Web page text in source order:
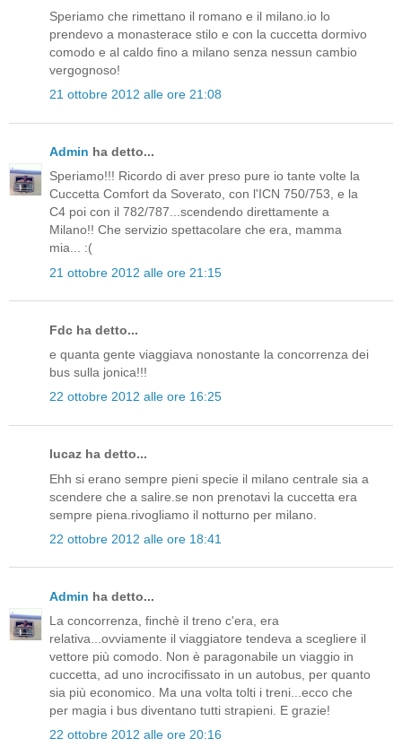
Speriamo che rimettano il romano e il milano.io lo
prendevo a monasterace stilo e con la cuccetta dormivo
comodo e al caldo fino a milano senza nessun cambio
vergognoso!
21 ottobre 2012 alle ore 21:08
Admin ha detto...
Speriamo!!! Ricordo di aver preso pure io tante volte la
Cuccetta Comfort da Soverato, con l'ICN 750/753, e la
C4 poi con il 782/787...scendendo direttamente a
Milano!! Che servizio spettacolare che era, mamma
mia... :(
21 ottobre 2012 alle ore 21:15
Fdc ha detto...
e quanta gente viaggiava nonostante la concorrenza dei
bus sulla jonica!!!
22 ottobre 2012 alle ore 16:25
lucaz ha detto...
Ehh si erano sempre pieni specie il milano centrale sia a
scendere che a salire.se non prenotavi la cuccetta era
sempre piena.rivogliamo il notturno per milano.
22 ottobre 2012 alle ore 18:41
Admin ha detto...
La concorrenza, finchè il treno c'era, era
relativa...ovviamente il viaggiatore tendeva a scegliere il
vettore più comodo. Non è paragonabile un viaggio in
cuccetta, ad uno incrocifissato in un autobus, per quanto
sia più economico. Ma una volta tolti i treni...ecco che
per magia i bus diventano tutti strapieni. E grazie!
22 ottobre 2012 alle ore 20:16